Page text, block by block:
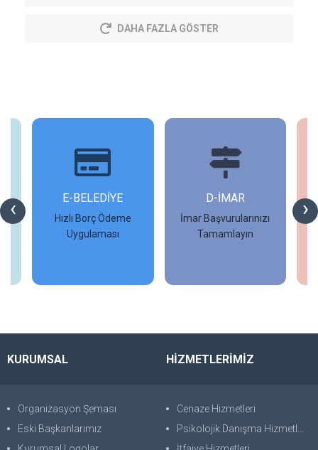
DAHA FAZLA GÖSTER
‹ ›
E-BELEDİYE
Hızlı Borç Ödeme
Uygulaması
D-İMAR
İmar Başvurularınızı
Tamamlayın
KURUMSAL
Organizasyon Şeması
Eski Başkanlarımız
HİZMETLERİMİZ
Cenaze Hizmetleri
Psikolojik Danışma Hizmetleri